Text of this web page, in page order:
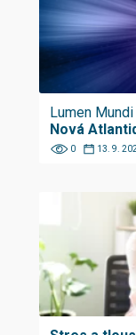
Lumen
Nová
0 13. 9.